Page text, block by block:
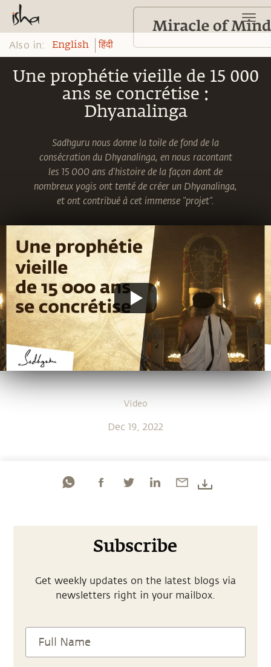
Also in: English हिंदी
Une prophétie vieille de 15 000
ans se concrétise :
Dhyanalinga
Sadhguru nous donne la toile de fond de la
consécration du Dhyanalinga, en nous racontant
les 15 000 ans d'histoire de la façon dont de
nombreux yogis ont tenté de créer un Dhyanalinga,
et ont contribué à cet immense "projet".
Video
Dec 19, 2022
Subscribe
Get weekly updates on the latest blogs via
newsletters right in your mailbox.